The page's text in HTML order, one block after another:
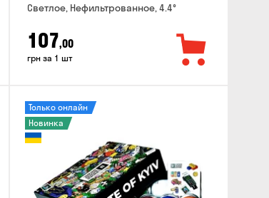
Светлое, Нефильтрованное, 4.4°
107,00
грн за 1 шт
Только онлайн
Новинка